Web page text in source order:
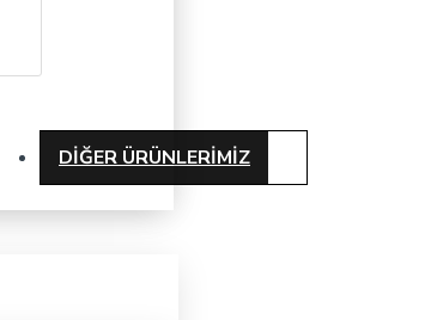
DIĞER ÜRÜNLERIMIZ